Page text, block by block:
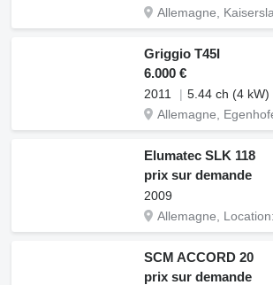
Allemagne,
Griggio T45I
6.000 €
2011
5.44 ch (4 kW)
Allemagne,
Elumatec SLK 118
prix sur demande
2009
Allemagne,
SCM ACCORD 20
prix sur demande